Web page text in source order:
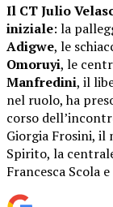
Il CT Julio
iniziale: la
Adigwe, le
Omoruyi, le
Manfredini, il
nel ruolo, ha
corso
Giorgia Frosini, il
Spirito, la
Francesca Scola